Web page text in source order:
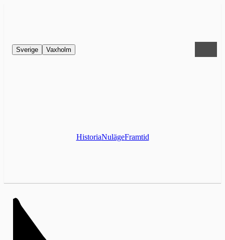
Sverige Vaxholm
HistoriaNulägeFramtid